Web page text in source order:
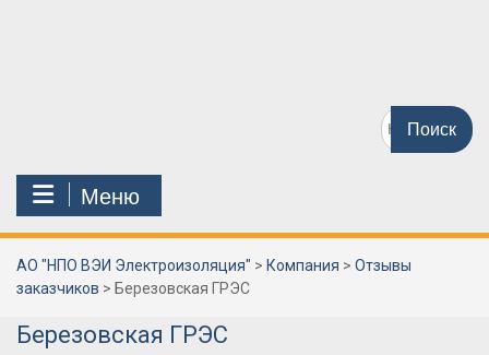
Поиск
по:
Меню
АО "НПО ВЭИ Электроизоляция" > Компания > Отзывы
заказчиков > Березовская ГРЭС
Березовская ГРЭС